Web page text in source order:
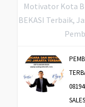
Motivator Kota
BEKASI Terbaik,